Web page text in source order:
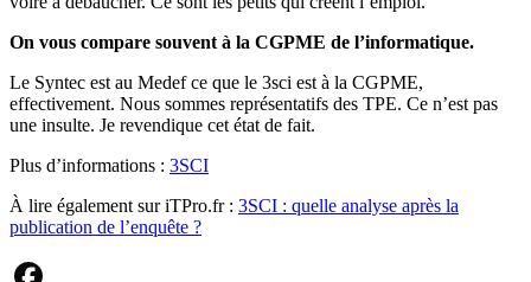
On vous compare souvent à la CGPME de l’informatique.
Le Syntec est au Medef ce que le 3sci est à la CGPME,
effectivement. Nous sommes représentatifs des TPE. Ce n’est pas
une insulte. Je revendique cet état de fait.
Plus d’informations : 3SCI
À lire également sur iTPro.fr : 3SCI : quelle analyse après la
publication de l’enquête ?